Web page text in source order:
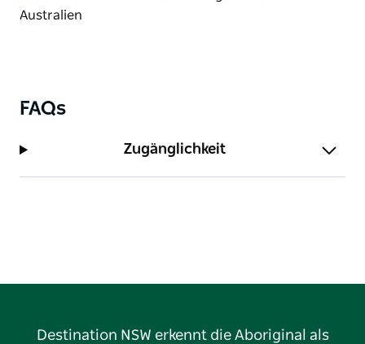
FAQs
Zugänglichkeit
Destination NSW erkennt die Aboriginal als